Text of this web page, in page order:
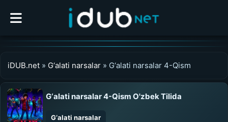
iDUB.net » G‘alati narsalar » G‘alati narsalar 4-Qism
G‘alati narsalar 4-Qism O'zbek Tilida
G‘alati narsalar